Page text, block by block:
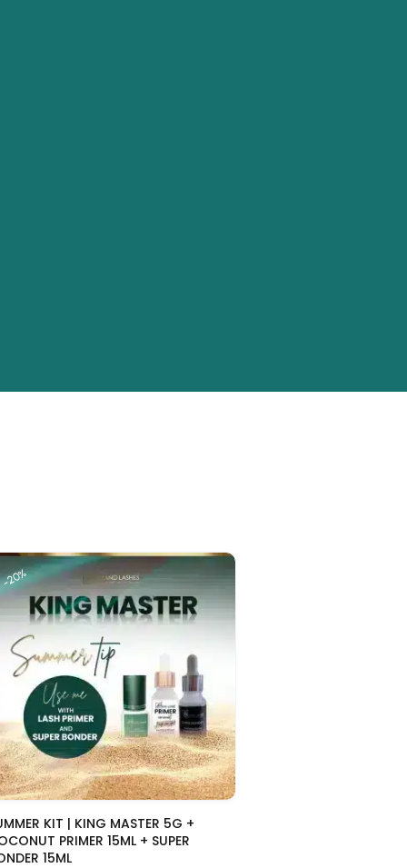
-20%
Snelle blik
KIT | KING MASTER 5G +
PRIMER 15ML + SUPER
15ML